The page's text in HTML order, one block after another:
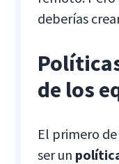
deberías
de los
El primero
ser un